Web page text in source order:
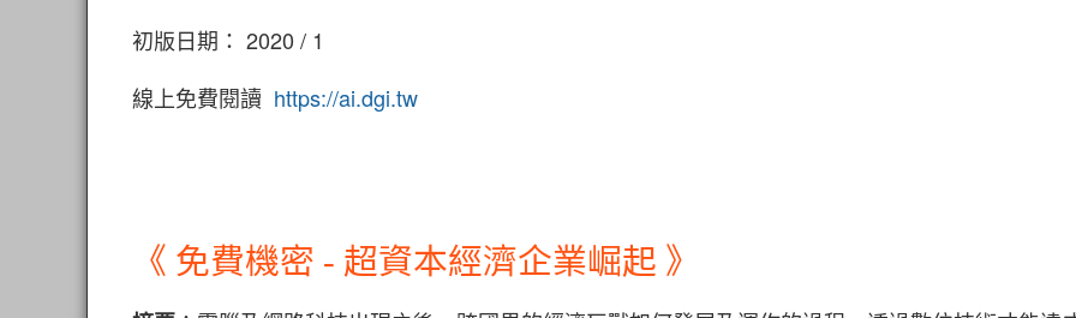
初版日期： 2020 / 1
線上免費閱讀 https://ai.dgi.tw
《 免費機密 - 超資本經濟企業崛起 》